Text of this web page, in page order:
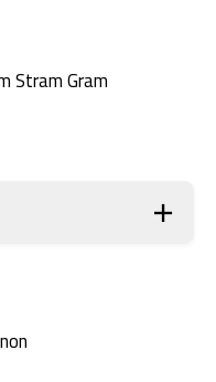
Stram Gram